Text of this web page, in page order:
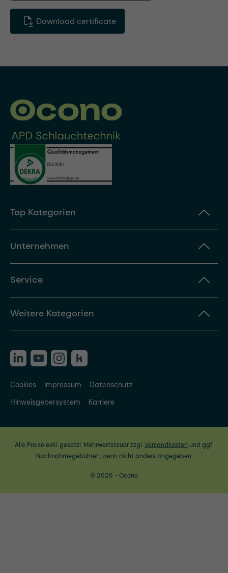
Download certificate
Top Kategorien
Unternehmen
Service
Weitere Kategorien
Cookies Impressum
Datenschutz
Hinweisgebersystem
Karriere
Alle Preise exkl. gesetzl. Mehrwertsteuer zzgl.Versandkosten und ggf.
Nachnahmegebühren, wenn nicht anders angegeben.
© 2026 - Ocono